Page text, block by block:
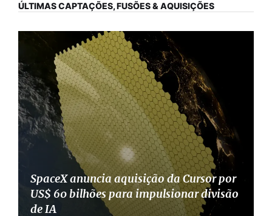
ÚLTIMAS CAPTAÇÕES, FUSÕES & AQUISIÇÕES
SpaceX anuncia aquisição da Cursor por
US$ 60 bilhões para impulsionar divisão
de IA